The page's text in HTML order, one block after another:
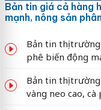
Bản tin giá cả hàng
mạnh, nông sản
Bản tin thị
phê biến động
Bản tin thị
vàng neo cao,